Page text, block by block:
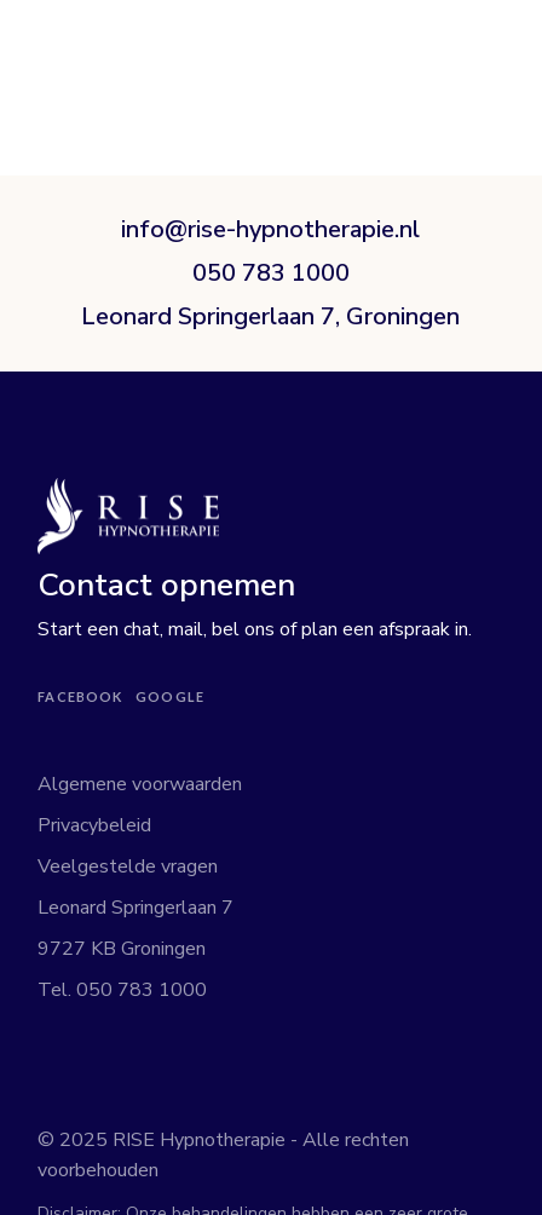
info@rise-hypnotherapie.nl
050 783 1000
Leonard Springerlaan 7, Groningen
Contact opnemen
Start een chat, mail, bel ons of plan een afspraak in.
FACEBOOK GOOGLE
Algemene voorwaarden
Privacybeleid
Veelgestelde vragen
Leonard Springerlaan 7
9727 KB Groningen
Tel.050 783 1000
© 2025 RISE Hypnotherapie - Alle rechten
voorbehouden